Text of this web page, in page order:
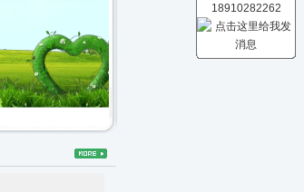
18910282262